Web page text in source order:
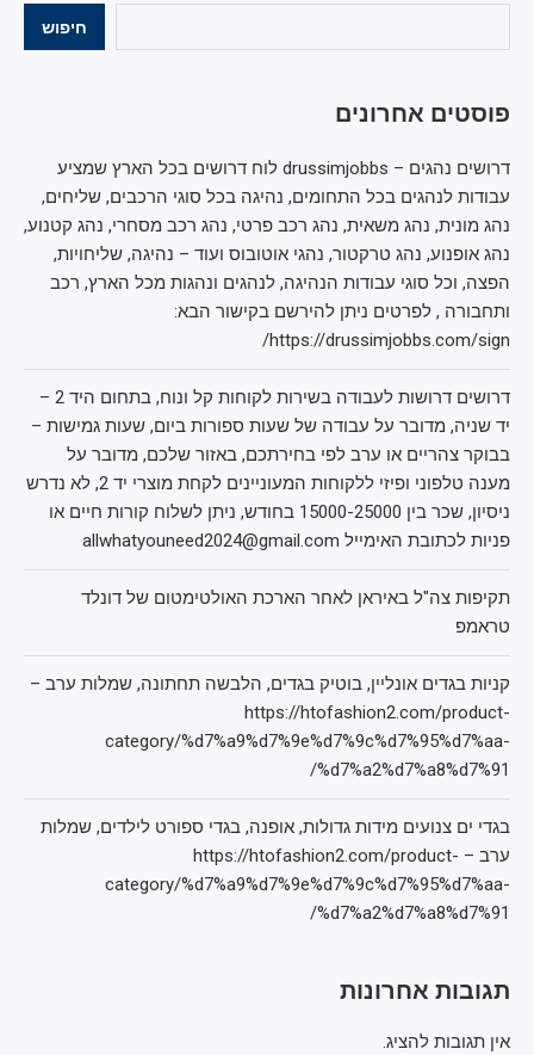
חיפוש
פוסטים אחרונים
דרושים נהגים – drussimjobbs לוח דרושים בכל הארץ שמציע
עבודות לנהגים בכל התחומים, נהיגה בכל סוגי הרכבים, שליחים,
נהג מונית, נהג משאית, נהג רכב פרטי, נהג רכב מסחרי, נהג קטנוע,
נהג אופנוע, נהג טרקטור, נהגי אוטובוס ועוד – נהיגה, שליחויות,
הפצה, וכל סוגי עבודות הנהיגה, לנהגים ונהגות מכל הארץ, רכב
ותחבורה , לפרטים ניתן להירשם בקישור הבא:
https://drussimjobbs.com/sign/
דרושים דרושות לעבודה בשירות לקוחות קל ונוח, בתחום היד 2 –
יד שניה, מדובר על עבודה של שעות ספורות ביום, שעות גמישות –
בבוקר צהריים או ערב לפי בחירתכם, באזור שלכם, מדובר על
מענה טלפוני ופיזי ללקוחות המעוניינים לקחת מוצרי יד 2, לא נדרש
ניסיון, שכר בין 15000-25000 בחודש, ניתן לשלוח קורות חיים או
פניות לכתובת האימייל allwhatyouneed2024@gmail.com
תקיפות צה"ל באיראן לאחר הארכת האולטימטום של דונלד
טראמפ
קניות בגדים אונליין, בוטיק בגדים, הלבשה תחתונה, שמלות ערב –
https://htofashion2.com/product-
category/%d7%a9%d7%9e%d7%9c%d7%95%d7%aa-
%d7%a2%d7%a8%d7%91/
בגדי ים צנועים מידות גדולות, אופנה, בגדי ספורט לילדים, שמלות
ערב – https://htofashion2.com/product-
category/%d7%a9%d7%9e%d7%9c%d7%95%d7%aa-
%d7%a2%d7%a8%d7%91/
תגובות אחרונות
אין תגובות להציג.